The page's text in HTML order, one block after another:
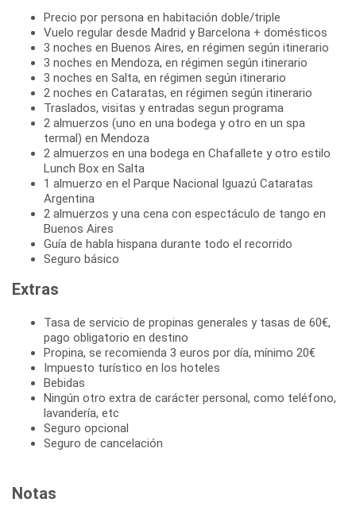
Precio por persona en habitación doble/triple
Vuelo regular desde Madrid y Barcelona + domésticos
3 noches en Buenos Aires, en régimen según itinerario
3 noches en Mendoza, en régimen según itinerario
3 noches en Salta, en régimen según itinerario
2 noches en Cataratas, en régimen según itinerario
Traslados, visitas y entradas segun programa
2 almuerzos (uno en una bodega y otro en un spa
termal) en Mendoza
2 almuerzos en una bodega en Chafallete y otro estilo
Lunch Box en Salta
1 almuerzo en el Parque Nacional Iguazú Cataratas
Argentina
2 almuerzos y una cena con espectáculo de tango en
Buenos Aires
Guía de habla hispana durante todo el recorrido
Seguro básico
Extras
Tasa de servicio de propinas generales y tasas de 60€,
pago obligatorio en destino
Propina, se recomienda 3 euros por día, mínimo 20€
Impuesto turístico en los hoteles
Bebidas
Ningún otro extra de carácter personal, como teléfono,
lavandería, etc
Seguro opcional
Seguro de cancelación
Notas